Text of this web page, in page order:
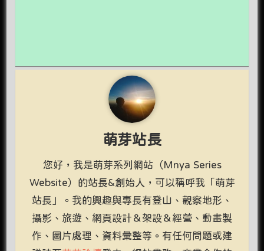
萌芽站長
您好，我是萌芽系列網站（Mnya Series
Website）的站長&創始人，可以稱呼我「萌芽
站長」。我的興趣與專長有登山、觀察地形、
攝影、旅遊、網頁設計＆架設＆經營、動畫製
作、圖片處理、資料彙整等。有任何問題或建